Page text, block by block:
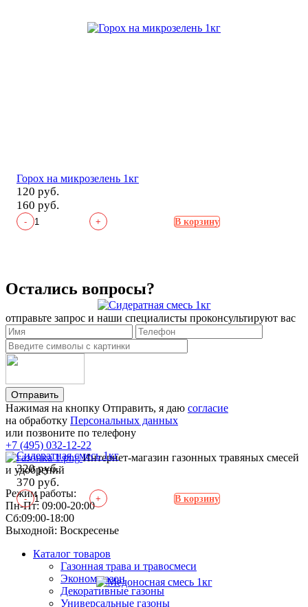
Горох на микрозелень 1кг
120 руб.
160 руб.
- + В корзину
Сидератная смесь 1кг
320 руб.
370 руб.
- + В корзину
Остались вопросы?
отправьте запрос и наши специалисты проконсультируют вас
Отправить
Нажимая на кнопку Отправить, я даю согласие
на обработку Персональных данных
или позвоните по телефону
+7 (495) 032-12-22
Интернет-магазин газонных травяных смесей
и удобрений
Режим работы:
Пн-Пт: 09:00-20:00
Сб:09:00-18:00
Выходной: Воскресенье
Каталог товаров
Газонная трава и травосмеси
Эконом газон
Декоративные газоны
Универсальные газоны